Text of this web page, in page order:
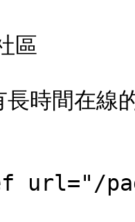
區
時間在線
url="/